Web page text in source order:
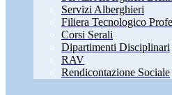
Servizi Alberghieri
Filiera Tecnologico
Corsi Serali
Dipartimenti Disciplinari
RAV
Rendicontazione Sociale